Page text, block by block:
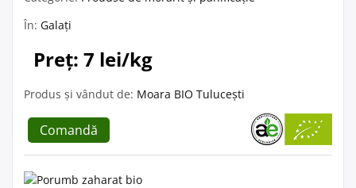
În: Galați
Preț: 7 lei/kg
Produs și vândut de: Moara BIO Tulucești
Comandă